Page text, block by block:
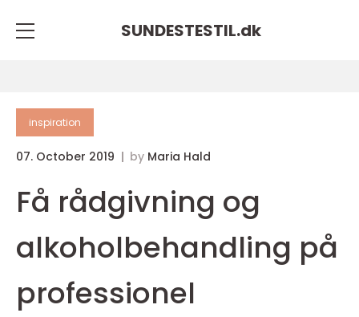
SUNDESTESTIL.dk
inspiration
07. October 2019 by Maria Hald
Få rådgivning og
alkoholbehandling på
professionel